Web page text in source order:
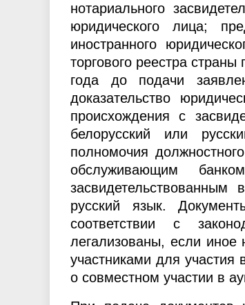
нотариального
юридического лица;
иностранного
торгового реестра
года до подачи
доказательство
происхождения с
белорусский или
полномочия
обслуживающим
русский язык.
соответствии с
легализованы, если иное
участниками для участия
о совместном участии в